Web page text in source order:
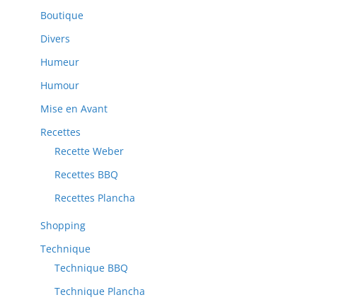
Boutique
Divers
Humeur
Humour
Mise en Avant
Recettes
Recette Weber
Recettes BBQ
Recettes Plancha
Shopping
Technique
Technique BBQ
Technique Plancha